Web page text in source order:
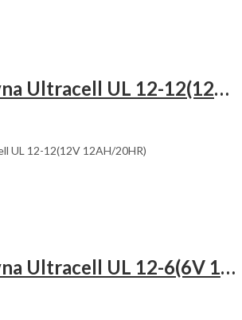
Baterija olovna Ultracell UL 12-12(12V 12AH/20HR)
UL 12-12(12V 12AH/20HR)
Baterija olovna Ultracell UL 12-6(6V 12AH/20HR)